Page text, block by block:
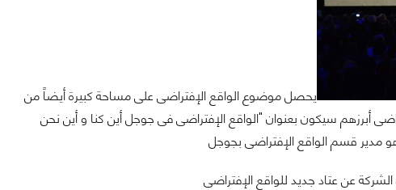
يحصل موضوع الواقع الإفتراضى على مساحة كبيرة أيضاً من
سيكون بعنوان "الواقع الإفتراضى فى جوجل أين كنا و أين نحن